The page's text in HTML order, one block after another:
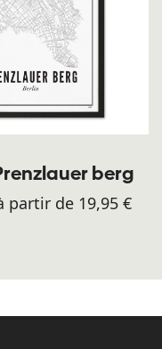
berg
partir de 19,95 €